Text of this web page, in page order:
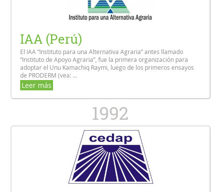
IAA (Perú)
El IAA “Instituto para una Alternativa Agraria” antes llamado
“Instituto de Apoyo Agraria”, fue la primera organización para
adoptar el Unu Kamachiq Raymi, luego de los primeros ensayos
de PRODERM (vea: ...
Leer más
1992